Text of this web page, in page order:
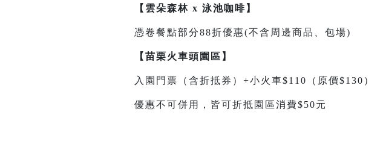
【雲朵森林 x 泳池咖啡】
憑卷餐點部分88折優惠(不含周邊商品、包場)
【苗栗火車頭園區】
入園門票（含折抵券）+小火車$110（原價$130）
優惠不可併用，皆可折抵園區消費$50元